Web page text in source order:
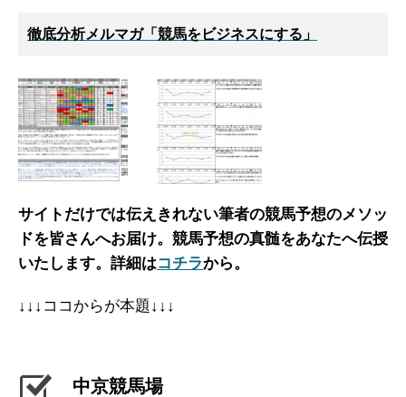
徹底分析メルマガ「競馬をビジネスにする」
サイトだけでは伝えきれない筆者の競馬予想のメソッ
ドを皆さんへお届け。 競馬予想の真髄をあなたへ伝授
いたします。詳細はコチラから。
↓↓↓ココからが本題↓↓↓
中京競馬場